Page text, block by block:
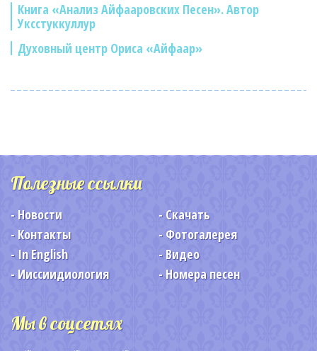
Книга «Анализ Айфааровских Песен». Автор
Уксстуккуллур
Духовный центр Ориса «Айфаар»
Полезные ссылки
Новости
Скачать
Контакты
Фотогалерея
In English
Видео
Ииссиидиология
Номера песен
Мы в соцсетях